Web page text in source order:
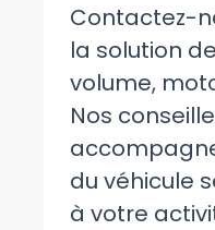
Contactez-
la solution
volume,
Nos
du véhicule
à votre